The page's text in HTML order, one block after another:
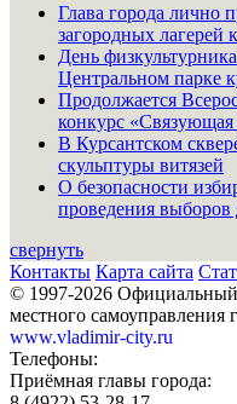
Глава города лично
загородных лагерей
День
Центральном парке
Продолжается
конкурс
В Курсантском
скульптуры витязей
О безопасности
проведения выборов
свернуть
Контакты Карта сайта
© 1997-2026 Официальный
местного самоуправления
www.vladimir-city.ru
Телефоны:
Приёмная главы города: